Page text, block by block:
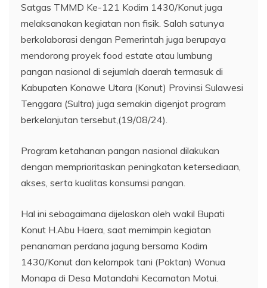
Satgas TMMD Ke-121 Kodim 1430/Konut juga
melaksanakan kegiatan non fisik. Salah satunya
berkolaborasi dengan Pemerintah juga berupaya
mendorong proyek food estate atau lumbung
pangan nasional di sejumlah daerah termasuk di
Kabupaten Konawe Utara (Konut) Provinsi Sulawesi
Tenggara (Sultra) juga semakin digenjot program
berkelanjutan tersebut,(19/08/24).
Program ketahanan pangan nasional dilakukan
dengan memprioritaskan peningkatan ketersediaan,
akses, serta kualitas konsumsi pangan.
Hal ini sebagaimana dijelaskan oleh wakil Bupati
Konut H.Abu Haera, saat memimpin kegiatan
penanaman perdana jagung bersama Kodim
1430/Konut dan kelompok tani (Poktan) Wonua
Monapa di Desa Matandahi Kecamatan Motui.